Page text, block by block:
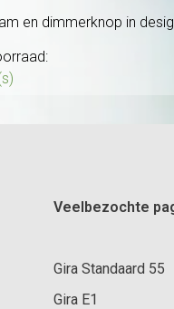
en dimmerknop in
Veelbezochte
Gira Standaard 55
Gira E1